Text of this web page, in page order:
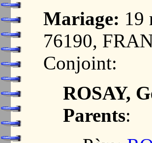
Mariage: 19
76190,
Conjoint:
ROSAY,
Parents: